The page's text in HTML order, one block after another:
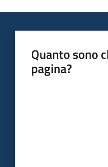
Quanto sono
pagina?